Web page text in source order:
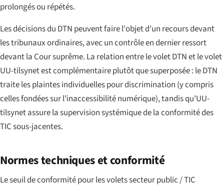
prolongés ou répétés.
Les décisions du DTN peuvent faire l'objet d'un recours devant
les tribunaux ordinaires, avec un contrôle en dernier ressort
devant la Cour suprême. La relation entre le volet DTN et le volet
UU-tilsynet est complémentaire plutôt que superposée : le DTN
traite les plaintes individuelles pour discrimination (y compris
celles fondées sur l'inaccessibilité numérique), tandis qu'UU-
tilsynet assure la supervision systémique de la conformité des
TIC sous-jacentes.
Normes techniques et conformité
Le seuil de conformité pour les volets secteur public / TIC